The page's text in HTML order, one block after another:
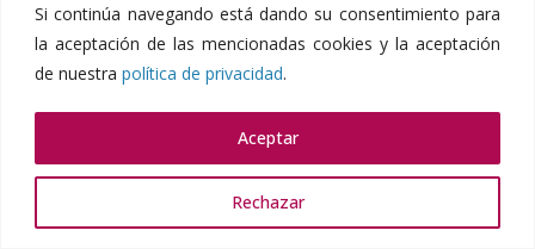
Si continúa navegando está dando su consentimiento para
la aceptación de las mencionadas cookies y la aceptación
de nuestra política de privacidad.
Rechazar
Aceptar
Copyright © 2023. Todos los derechos reservados
Diseño y Desarrollo h-tecnología​